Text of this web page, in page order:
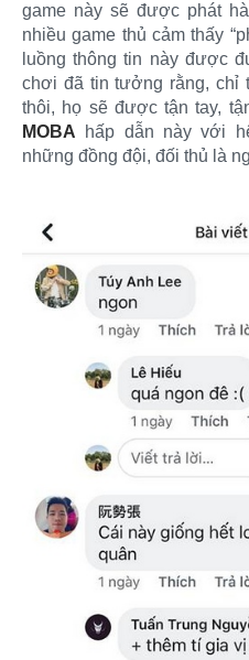
game này sẽ được phát
nhiều game thủ cảm thấy
luồng thông tin này được
chơi đã tin tưởng rằng, chỉ
thôi, họ sẽ được tận tay,
MOBA hấp dẫn này với
những đồng đội, đối thủ là